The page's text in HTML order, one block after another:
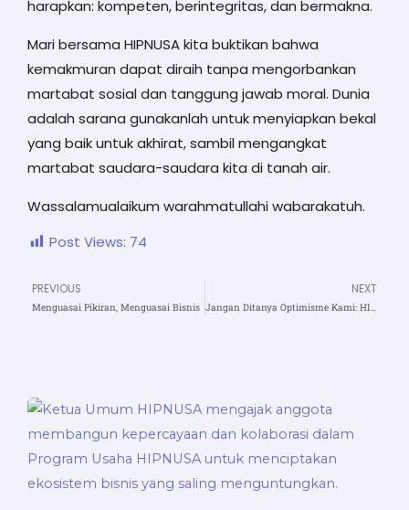
harapkan: kompeten, berintegritas, dan bermakna.
Mari bersama HIPNUSA kita buktikan bahwa
kemakmuran dapat diraih tanpa mengorbankan
martabat sosial dan tanggung jawab moral. Dunia
adalah sarana gunakanlah untuk menyiapkan bekal
yang baik untuk akhirat, sambil mengangkat
martabat saudara-saudara kita di tanah air.
Wassalamualaikum warahmatullahi wabarakatuh.
Post Views: 74
Prev
PREVIOUS
Menguasai Pikiran, Menguasai Bisnis
NEXT
Jangan Ditanya Optimisme Kami: HIPNUSA 100% untuk UMKM Nusantara